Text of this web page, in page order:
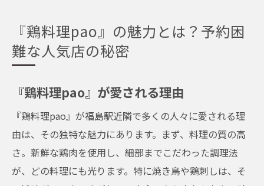
『鶏料理pao』の魅力とは？予約困
難な人気店の秘密
『鶏料理pao』が愛される理由
『鶏料理pao』が福島駅近隣で多くの人々に愛される理
由は、その独特な魅力にあります。まず、料理の質の高
さ。新鮮な鶏肉を使用し、細部までこだわった調理法
が、どの料理にも光ります。特に焼き鳥や鶏刺しは、そ